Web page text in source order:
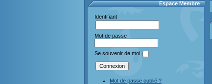
Espace Membre
Identifiant
Mot de passe
Se souvenir de moi
Mot de passe oublié ?